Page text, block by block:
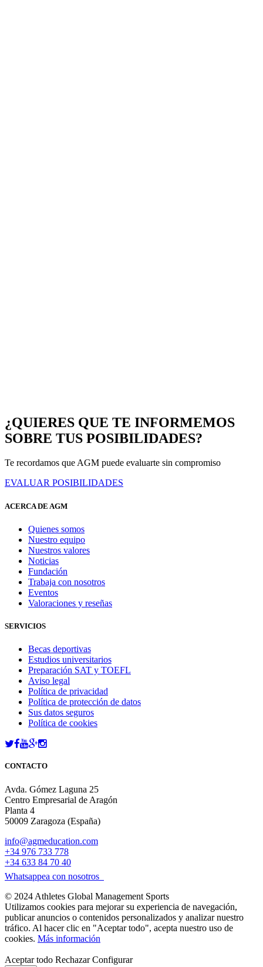
¿QUIERES QUE TE INFORMEMOS
SOBRE TUS POSIBILIDADES?
Te recordamos que AGM puede evaluarte sin compromiso
EVALUAR POSIBILIDADES
ACERCA DE AGM
Quienes somos
Nuestro equipo
Nuestros valores
Noticias
Fundación
Trabaja con nosotros
Eventos
Valoraciones y reseñas
SERVICIOS
Becas deportivas
Estudios universitarios
Preparación SAT y TOEFL
Aviso legal
Política de privacidad
Política de protección de datos
Sus datos seguros
Política de cookies
CONTACTO
Avda. Gómez Laguna 25
Centro Empresarial de Aragón
Planta 4
50009 Zaragoza (España)
info@agmeducation.com
+34 976 733 778
+34 633 84 70 40
Whatsappea con nosotros
© 2024 Athletes Global Management Sports
Utilizamos cookies para mejorar su experiencia de navegación,
publicar anuncios o contenidos personalizados y analizar nuestro
tráfico. Al hacer clic en "Aceptar todo", acepta nuestro uso de
cookies. Más información
Aceptar todo Rechazar Configurar